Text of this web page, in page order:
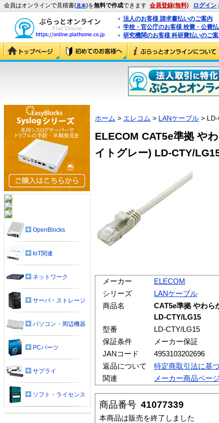
会員はオンラインで見積書(見本)を無料で作成できます 会員登録(無料) ログイン
法人のお客様 請求書払いのご案内
学校・官公庁のお客様 校費・公費
研究機関のお客様 科研費払いのご
ホーム > エレコム > LANケーブル >
ELECOM CAT5e準拠 や
イトグレー) LD-CTY/
メーカー
ELECOM
シリーズ
LANケーブル
商品名
CAT5e準拠 やわら
LD-CTY/LG15
型番
LD-CTY/LG15
保証条件
メーカー保証
JANコード
4953103202696
返品について
特定商取引法に基
関連
メーカー商品ペー
商品番号 41077339
本商品は販売を終了しました
OpenBlocks
IoT関連
ネットワーク
サーバ・ストレージ
パソコン・周辺機器
PCパーツ
サプライ
ソフト・ライセンス